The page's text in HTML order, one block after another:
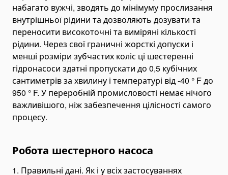
Дорожні фрези
Шини для спецтехніки
Переоборудование самосвалов
Інше
Генератори
Палебійне обладнання
Палебійні копери
Палевдавлюючі установки
Дизель-молоти
Машини для забивання свай
набагато вужчі, зводять до мінімуму прослизання
внутрішньої рідини та дозволяють дозувати та
переносити високоточні та виміряні кількості
рідини. Через свої граничні жорсткі допуски і
менші розміри зубчастих коліс ці шестеренні
гідронасоси здатні пропускати до 0,5 кубічних
сантиметрів за хвилину і температурі від -40 ° F до
950 ° F. У переробній промисловості немає нічого
важливішого, ніж забезпечення цілісності самого
процесу.
Робота шестерного насоса
1. Правильні дані. Як і у всіх застосуваннях